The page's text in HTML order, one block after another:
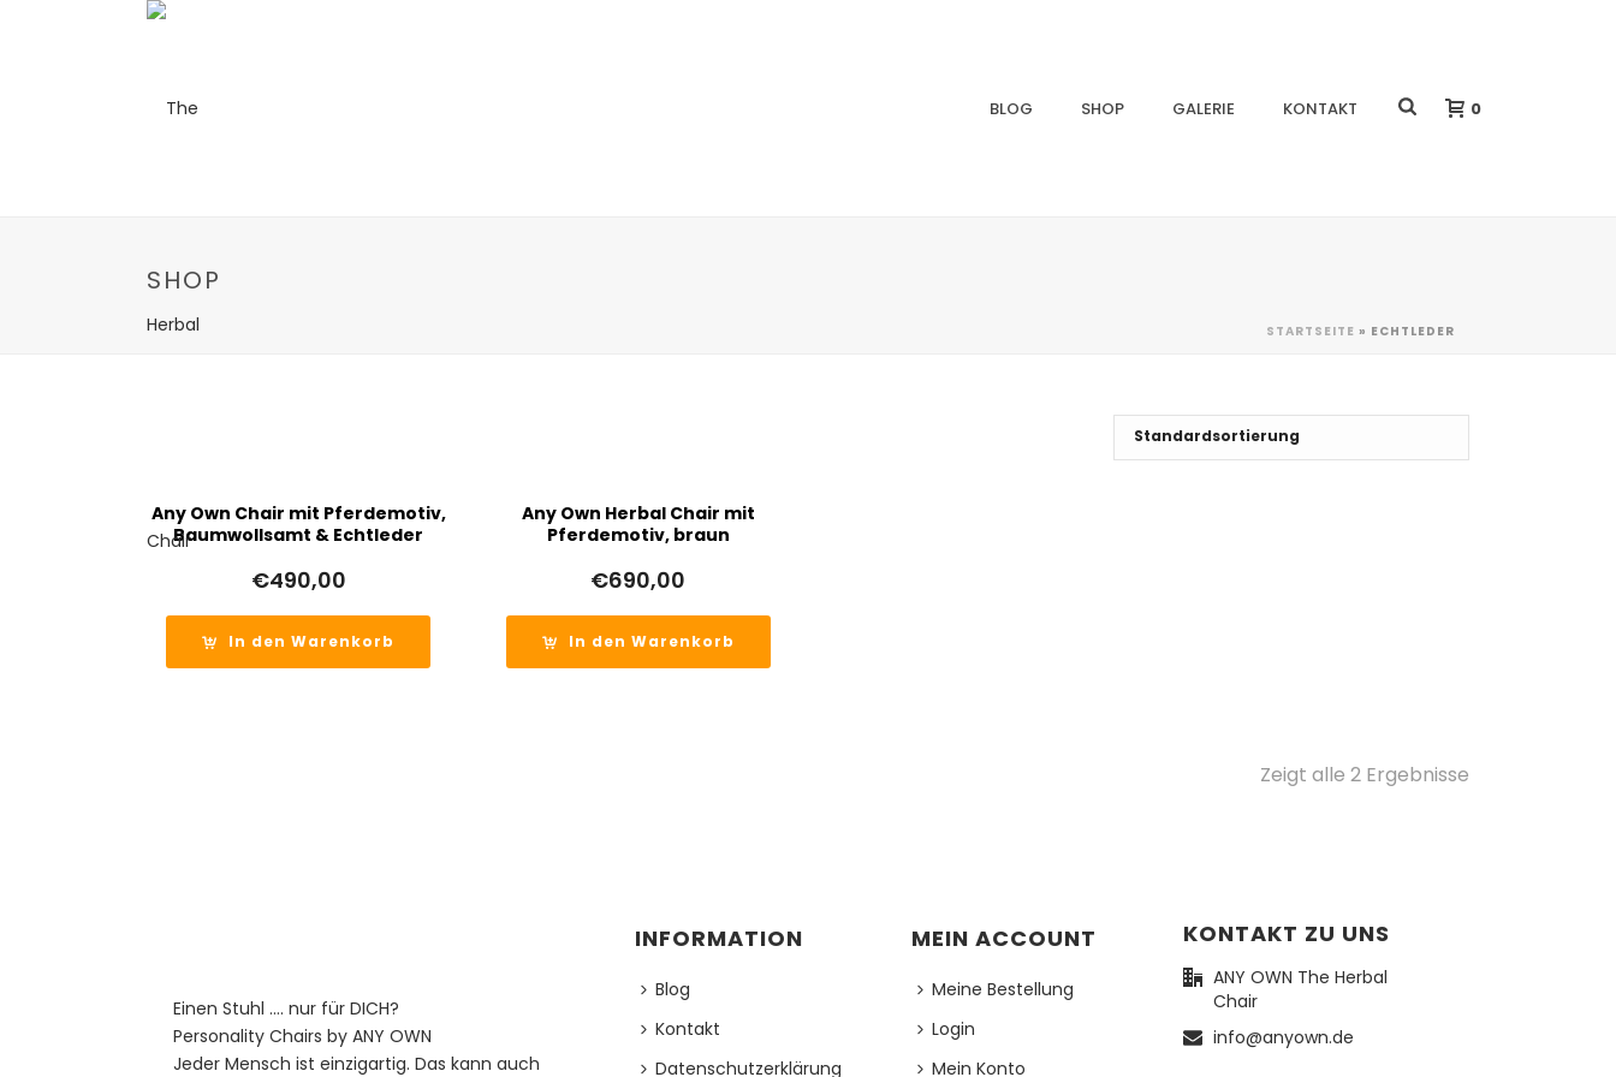
BLOG SHOP GALERIE KONTAKT 0
SHOP
STARTSEITE » ECHTLEDER
Any Own Chair mit Pferdemotiv,
Baumwollsamt & Echtleder
€490,00
In den Warenkorb
Any Own Herbal Chair mit
Pferdemotiv, braun
€690,00
In den Warenkorb
Zeigt alle 2 Ergebnisse
Einen Stuhl …. nur für DICH?
Personality Chairs by ANY OWN
Jeder Mensch ist einzigartig. Das kann auch
INFORMATION
Blog
Kontakt
Datenschutzerklärung
MEIN ACCOUNT
Meine Bestellung
Login
Mein Konto
KONTAKT ZU UNS
ANY OWN The Herbal
Chair
info@anyown.de